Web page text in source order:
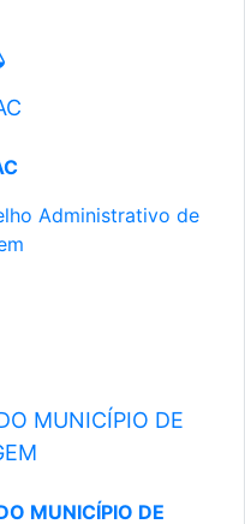
Administrativo de
MUNICÍPIO DE
MUNICÍPIO DE